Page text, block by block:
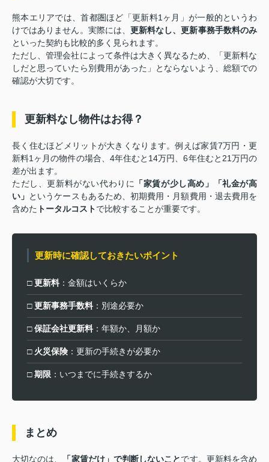
熊本エリアでは、首都圏ほど「更新料1ヶ月」が一般的というわ
けではありません。実際には、 更新料なし、更新事務手数料のみ
といった契約も比較的多く見られます。
ただし、管理会社によって条件は大きく異なるため、「更新料な
しだと思っていたら別費用があった」とならないよう、総額での
確認が大切です。
更新料なし物件はお得？
長く住むほどメリットが大きくなります。例えば家賃7万円・更
新料1ヶ月の物件の場合、4年住むと14万円、6年住むと21万円の
差が出ます。
ただし、更新料がない代わりに
「家賃が少し高め」「礼金が高
い」 というケースもあるため、初期費用・月額費用・退去費用を
含めた トータルコストで比較することが重要です。
更新時に確認しておきたいポイント
□更新料 ：金額はいくらか
□更新事務手数料 ：別途必要か
□保証会社更新料 ：年額か、月額か
□ 火災保険 ：更新の手続きが必要か
□期限 ：いつまでに手続きするか
まとめ
大切なのは、 「家賃だけ」で判断しないことです。更新料を含め